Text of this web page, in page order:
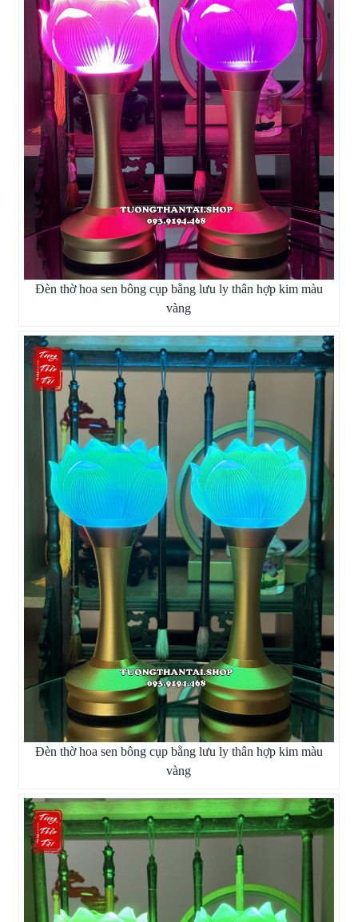
Đèn thờ hoa sen bông cụp bằng lưu ly thân hợp kim màu
vàng
Đèn thờ hoa sen bông cụp bằng lưu ly thân hợp kim màu
vàng